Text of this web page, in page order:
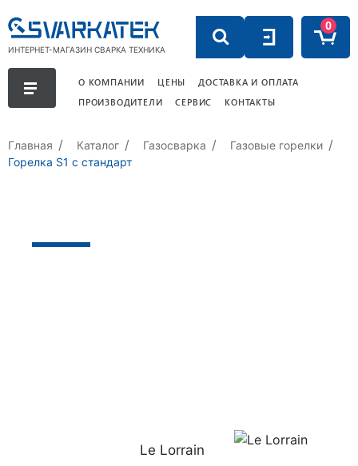
ИНТЕРНЕТ-МАГАЗИН СВАРКА ТЕХНИКА
0
О КОМПАНИИ ЦЕНЫ
ДОСТАВКА И ОПЛАТА
ПРОИЗВОДИТЕЛИ
СЕРВИС КОНТАКТЫ
Главная Каталог Газосварка
Газовые горелки
Горелка S1 с стандарт
Le Lorrain